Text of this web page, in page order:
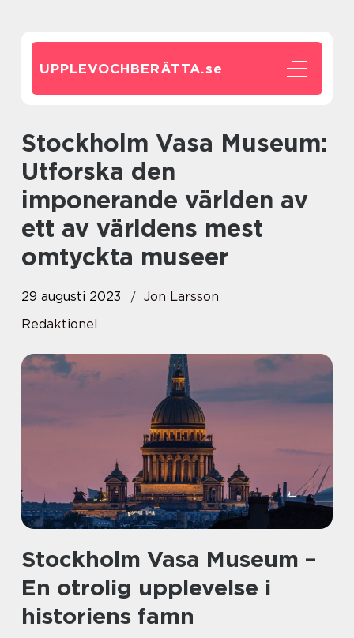
UPPLEVOCHBERÄTTA.se
Stockholm Vasa Museum:
Utforska den
imponerande världen av
ett av världens mest
omtyckta museer
29 augusti 2023
Jon Larsson
Redaktionel
Stockholm Vasa Museum –
En otrolig upplevelse i
historiens famn